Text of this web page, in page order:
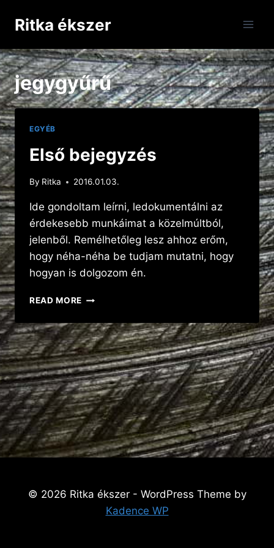
Ritka ékszer
jegygyűrű
EGYÉB
Első bejegyzés
By Ritka 2016.01.03.
Ide gondoltam leírni, ledokumentálni az
érdekesebb munkáimat a közelmúltból,
jelenből. Remélhetőleg lesz ahhoz erőm,
hogy néha-néha be tudjam mutatni, hogy
hogyan is dolgozom én.
READ MORE ELSŐ
© 2026 Ritka ékszer - WordPress Theme by
Kadence WP